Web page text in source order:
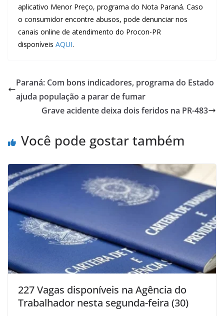
aplicativo Menor Preço, programa do Nota Paraná. Caso
o consumidor encontre abusos, pode denunciar nos
canais online de atendimento do Procon-PR
disponíveis AQUI.
Paraná: Com bons indicadores, programa do Estado
ajuda população a parar de fumar
Grave acidente deixa dois feridos na PR-483
Você pode gostar também
227 Vagas disponíveis na Agência do
Trabalhador nesta segunda-feira (30)